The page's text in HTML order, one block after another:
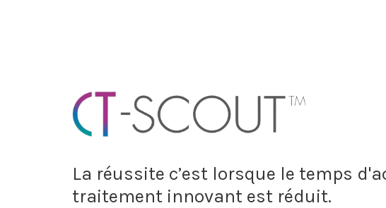
La réussite c’est lorsque le temps
traitement innovant est réduit.